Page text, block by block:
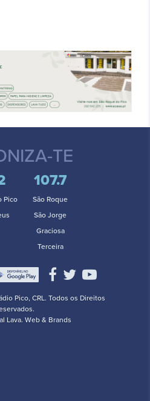
TE
Pico
107.7
São Roque
São Jorge
Graciosa
Terceira
Pico, CRL. Todos os Direitos
Lava. Web & Brands